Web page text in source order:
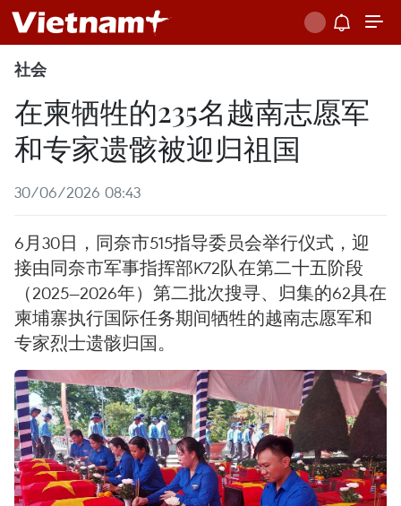
社会
在柬牺牲的235名越南志愿军
和专家遗骸被迎归祖国
30/06/2026 08:43
6月30日，同奈市515指导委员会举行仪式，迎
接由同奈市军事指挥部K72队在第二十五阶段
（2025—2026年）第二批次搜寻、归集的62具在
柬埔寨执行国际任务期间牺牲的越南志愿军和
专家烈士遗骸归国。